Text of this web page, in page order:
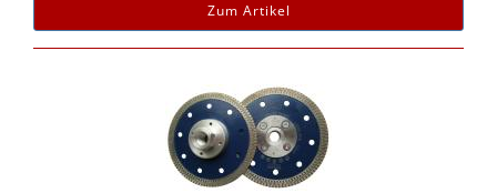
Zum Artikel